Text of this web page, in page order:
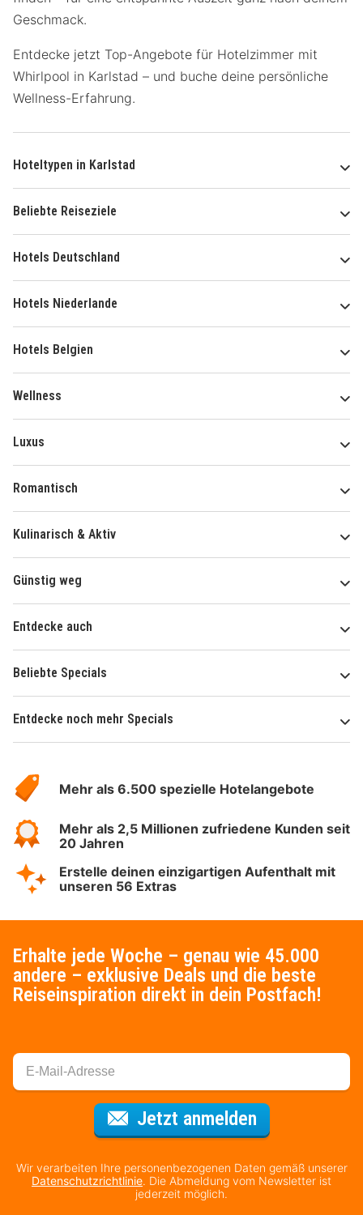
Geschmack.
Entdecke jetzt Top-Angebote für Hotelzimmer mit
Whirlpool in Karlstad – und buche deine persönliche
Wellness-Erfahrung.
Hoteltypen in Karlstad
Beliebte Reiseziele
Hotels Deutschland
Hotels Niederlande
Hotels Belgien
Wellness
Luxus
Romantisch
Kulinarisch & Aktiv
Günstig weg
Entdecke auch
Beliebte Specials
Entdecke noch mehr Specials
Hotelspecials
Mehr als 6.500 spezielle Hotelangebote
Mehr als 2,5 Millionen zufriedene Kunden seit
20 Jahren
Erstelle deinen einzigartigen Aufenthalt mit
unseren 56 Extras
Erhalte jede Woche – genau wie 45.000
andere – exklusive Deals und die beste
Reiseinspiration direkt in dein Postfach!
Jetzt anmeldenFür den
Wir verarbeiten Ihre personenbezogenen Daten gemäß unserer
Datenschutzrichtlinie. Die Abmeldung vom Newsletter ist
jederzeit möglich.